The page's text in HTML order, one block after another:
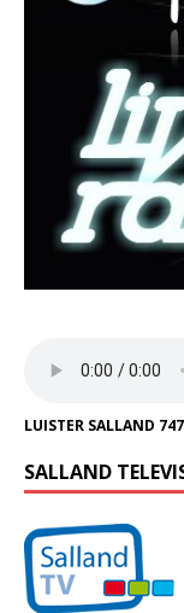
LUISTER SALLAND
SALLAND